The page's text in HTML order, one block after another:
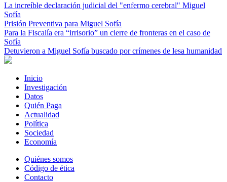
La increíble declaración judicial del "enfermo cerebral" Miguel
Sofía
Prisión Preventiva para Miguel Sofía
Para la Fiscalía era “irrisorio” un cierre de fronteras en el caso de
Sofía
Detuvieron a Miguel Sofía buscado por crímenes de lesa humanidad
Inicio
Investigación
Datos
Quién Paga
Actualidad
Política
Sociedad
Economía
Quiénes somos
Código de ética
Contacto